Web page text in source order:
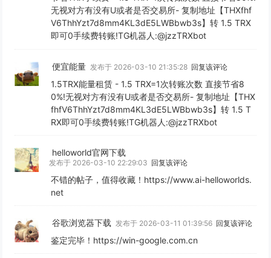
无视对方有没有U或者是否交易所- 复制地址【THXfhf
V6ThhYzt7d8mm4KL3dE5LWBbwb3s】转 1.5 TRX
即可0手续费转账!TG机器人:@jzzTRXbot
便宜能量 发布于 2026-03-10 21:35:28 回复该评论
1.5TRX能量租赁 - 1.5 TRX=1次转账次数 直接节省8
0%!无视对方有没有U或者是否交易所- 复制地址【THX
fhfV6ThhYzt7d8mm4KL3dE5LWBbwb3s】转 1.5 T
RX即可0手续费转账!TG机器人:@jzzTRXbot
helloworld官网下载
发布于 2026-03-10 22:29:03 回复该评论
不错的帖子，值得收藏！https://www.ai-helloworlds.
net
谷歌浏览器下载 发布于 2026-03-11 01:39:56 回复该评论
鉴定完毕！https://win-google.com.cn